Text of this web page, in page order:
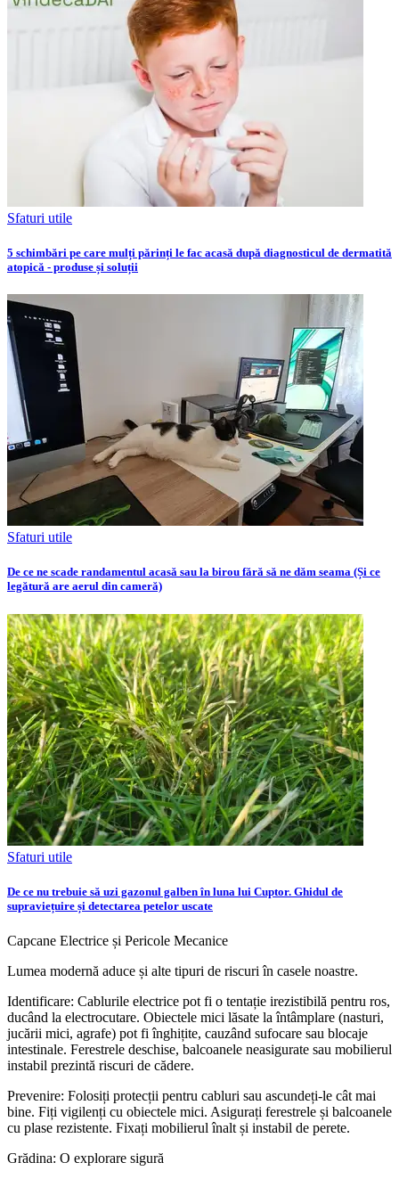
Sfaturi utile
5 schimbări pe care mulți părinți le fac acasă după diagnosticul de dermatită
atopică - produse și soluții
Sfaturi utile
De ce ne scade randamentul acasă sau la birou fără să ne dăm seama (Și ce
legătură are aerul din cameră)
Sfaturi utile
De ce nu trebuie să uzi gazonul galben în luna lui Cuptor. Ghidul de
supraviețuire și detectarea petelor uscate
Capcane Electrice și Pericole Mecanice
Lumea modernă aduce și alte tipuri de riscuri în casele noastre.
Identificare: Cablurile electrice pot fi o tentație irezistibilă pentru ros,
ducând la electrocutare. Obiectele mici lăsate la întâmplare (nasturi,
jucării mici, agrafe) pot fi înghițite, cauzând sufocare sau blocaje
intestinale. Ferestrele deschise, balcoanele neasigurate sau mobilierul
instabil prezintă riscuri de cădere.
Prevenire: Folosiți protecții pentru cabluri sau ascundeți-le cât mai
bine. Fiți vigilenți cu obiectele mici. Asigurați ferestrele și balcoanele
cu plase rezistente. Fixați mobilierul înalt și instabil de perete.
Grădina: O explorare sigură